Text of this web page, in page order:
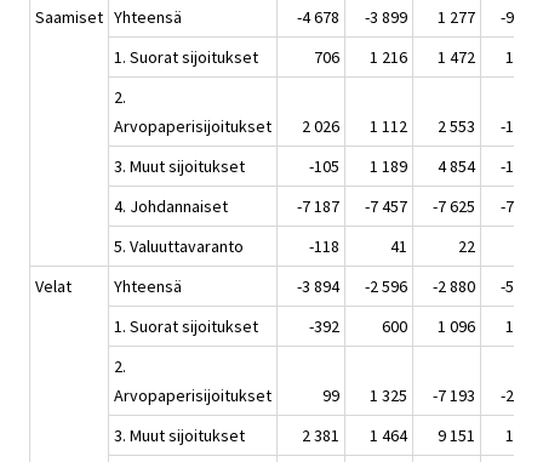
Saamiset Yhteensä -4 678 -3 899 1 277
-9 392
1. Suorat sijoitukset
706 1 216 1 472
1 394
2.
Arvopaperisijoitukset
2 026 1 112 2 553
-1 583
3. Muut sijoitukset
-105 1 189 4 854
-1 739
4. Johdannaiset
-7 187 -7 457 -7 625
-7 393
5. Valuuttavaranto
-118 41 22
Velat
Yhteensä -3 894 -2 596 -2 880
-5 425
1. Suorat sijoitukset
-392 600 1 096
1 386
2.
Arvopaperisijoitukset
99 1 325 -7 193
-2 714
3. Muut sijoitukset
2 381 1 464 9 151
1 887